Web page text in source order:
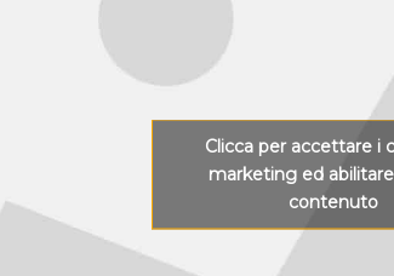
Clicca per accettare i
marketing ed
contenuto